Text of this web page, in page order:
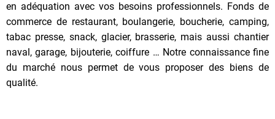
en adéquation avec vos besoins professionnels. Fonds de
commerce de restaurant, boulangerie, boucherie, camping,
tabac presse, snack, glacier, brasserie, mais aussi chantier
naval, garage, bijouterie, coiffure … Notre connaissance fine
du marché nous permet de vous proposer des biens de
qualité.